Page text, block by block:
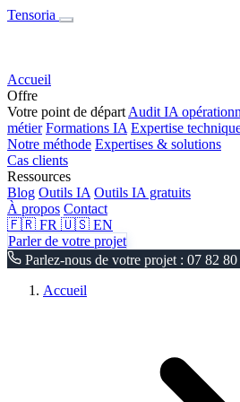
Tensoria
Accueil
Offre
Votre point de départ Audit IA
métier Formations IA Expertise
Notre méthode Expertises & solutions
Cas clients
Ressources
Blog Outils IA Outils IA gratuits
À propos Contact
🇫🇷 FR 🇺🇸 EN
Parler de votre projet
Parlez-nous de votre projet : 07 82
Accueil